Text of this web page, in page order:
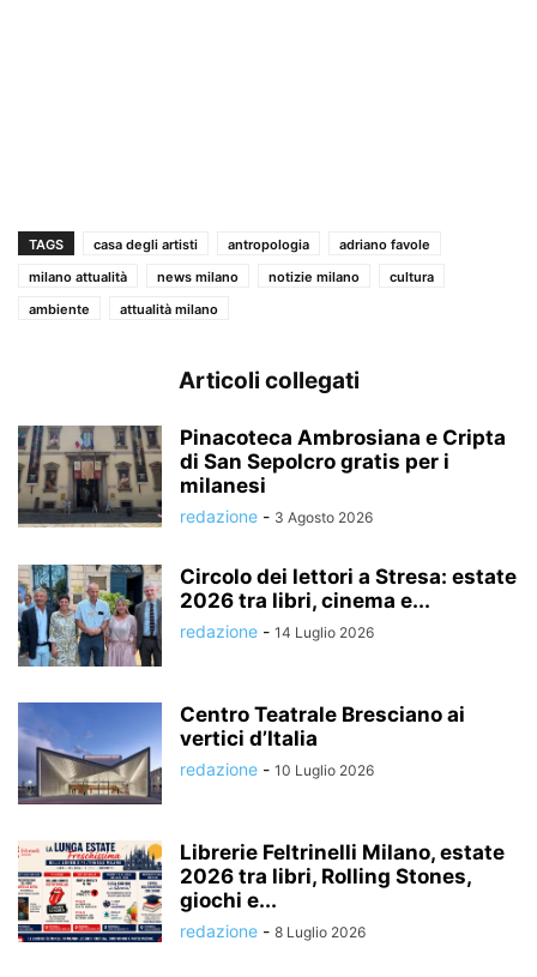
TAGS casa degli artisti antropologia
adriano favole
milano attualità
news milano notizie milano
cultura
ambiente
attualità milano
Articoli collegati
Pinacoteca Ambrosiana e Cripta
di San Sepolcro gratis per i
milanesi
redazione - 3 Agosto 2026
Circolo dei lettori a Stresa: estate
2026 tra libri, cinema e...
redazione - 14 Luglio 2026
Centro Teatrale Bresciano ai
vertici d’Italia
redazione - 10 Luglio 2026
Librerie Feltrinelli Milano, estate
2026 tra libri, Rolling Stones,
giochi e...
redazione - 8 Luglio 2026